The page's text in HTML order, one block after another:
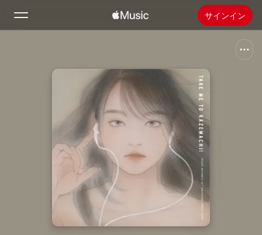
サインイン
新着おすすめ
Apple Musicをインストール